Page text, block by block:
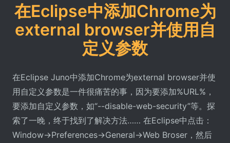
在Eclipse中添加Chrome为
external browser并使用自
定义参数
在Eclipse Juno中添加Chrome为external browser并使
用自定义参数是一件很痛苦的事，因为要添加%URL%，
要添加自定义参数，如“--disable-web-security”等。探
索了一晚，终于找到了解决方法…… 在Eclipse中点击：
Window->Preferences->General->Web Broser，然后